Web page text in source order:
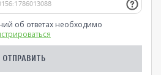
об ответах необходимо